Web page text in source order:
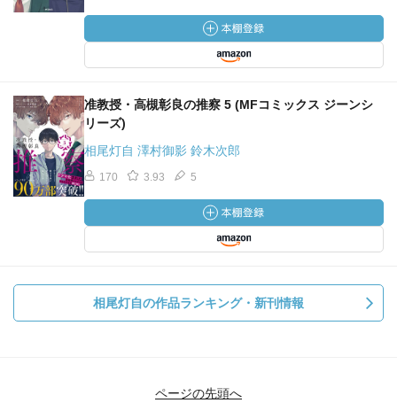
准教授・高槻彰良の推察 5 (MFコミックス ジーンシ
リーズ)
相尾灯自 澤村御影 鈴木次郎
170 3.93 5
相尾灯自の作品ランキング・新刊情報
ページの先頭へ